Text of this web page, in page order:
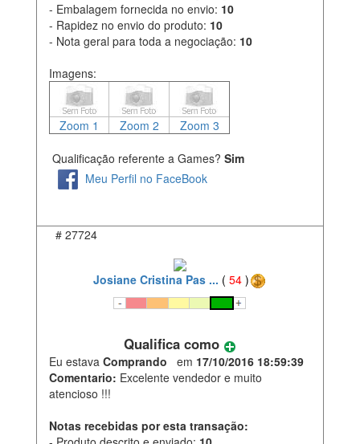
- Embalagem fornecida no envio: 10
- Rapidez no envio do produto: 10
- Nota geral para toda a negociação: 10
Imagens:
Zoom 1 Zoom 2 Zoom 3
Qualificação referente a Games? Sim
Meu Perfil no FaceBook
# 27724
Josiane Cristina Pas ... ( 54 )
Qualifica como
Eu estava Comprando em 17/10/2016 18:59:39
Comentario: Excelente vendedor e muito
atencioso !!!
Notas recebidas por esta transação: